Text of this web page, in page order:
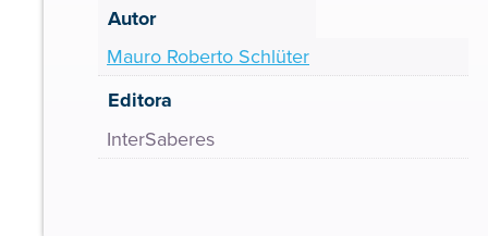
Autor
Mauro Roberto Schlüter
Editora
InterSaberes